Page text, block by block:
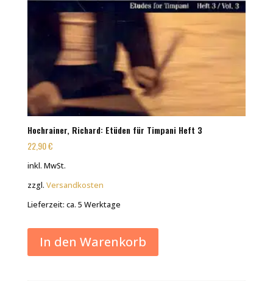
Hochrainer, Richard: Etüden für Timpani Heft 3
22,90€
inkl. MwSt.
zzgl. Versandkosten
Lieferzeit: ca. 5 Werktage
In den Warenkorb